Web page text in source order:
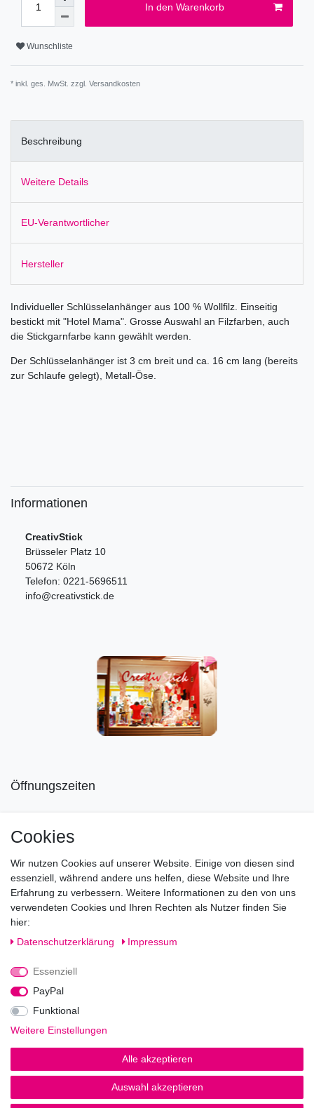
In den Warenkorb
Wunschliste
* inkl. ges. MwSt. zzgl. Versandkosten
Beschreibung
Weitere Details
EU-Verantwortlicher
Hersteller
Individueller Schlüsselanhänger aus 100 % Wollfilz. Einseitig
bestickt mit "Hotel Mama". Grosse Auswahl an Filzfarben, auch
die Stickgarnfarbe kann gewählt werden.
Der Schlüsselanhänger ist 3 cm breit und ca. 16 cm lang (bereits
zur Schlaufe gelegt), Metall-Öse.
Informationen
CreativStick
Brüsseler Platz 10
50672 Köln
Telefon: 0221-5696511
info@creativstick.de
Öffnungszeiten
Di-Fr von 10.00 - 18.30 Uhr
Sa von 11.00 - 16.00 Uhr
Besuchen Sie unsere Verkaufsräume, dort beraten wir Sie
gerne.
Fragen?
Rufen Sie an!
0221-5696511
Impressum Daten­schutz­erklärung AGB
© Copyright 2026 | Alle Rechte vorbehalten.
Cookies
Wir nutzen Cookies auf unserer Website. Einige von diesen sind
essenziell, während andere uns helfen, diese Website und Ihre
Erfahrung zu verbessern. Weitere Informationen zu den von uns
verwendeten Cookies und Ihren Rechten als Nutzer finden Sie
hier:
Daten­schutz­erklärung
Impressum
Essenziell
PayPal
Funktional
Weitere Einstellungen
Alle akzeptieren
Auswahl akzeptieren